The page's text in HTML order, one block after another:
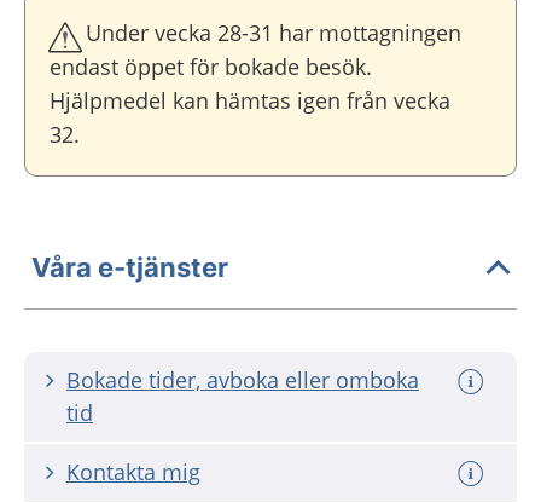
Under vecka 28-31 har mottagningen
endast öppet för bokade besök.
Hjälpmedel kan hämtas igen från vecka
32.
Våra e-tjänster
Bokade tider, avboka eller omboka
tid
Kontakta mig